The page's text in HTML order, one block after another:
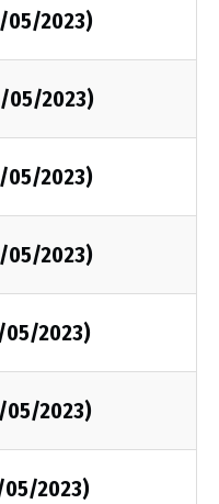
05/2023)
05/2023)
05/2023)
05/2023)
05/2023)
05/2023)
05/2023)